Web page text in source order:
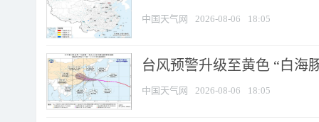
中国天气网 2026-08-06 18:05
台风预警升级至黄色 “白海
中国天气网 2026-08-06 18:05